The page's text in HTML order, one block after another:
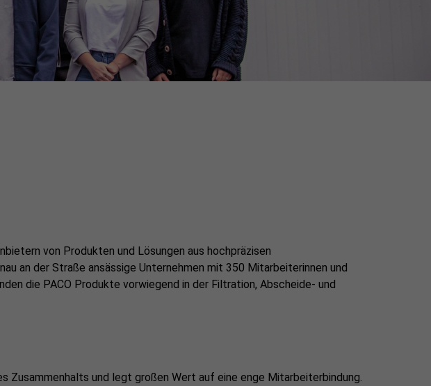
von Produkten und Lösungen aus hochpräzisen
an der Straße ansässige Unternehmen mit 350 Mitarbeiterinnen und
die PACO Produkte vorwiegend in der Filtration, Abscheide- und
Zusammenhalts und legt großen Wert auf eine enge Mitarbeiterbindung.